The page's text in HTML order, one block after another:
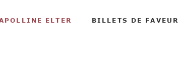
ELTER BILLETS DE FAVEUR